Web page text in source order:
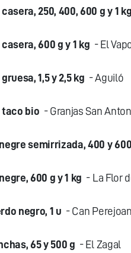
250, 400, 600 g y 1 kg
600 g y 1 kg - El
1,5 y 2,5 kg - Aguiló
taco bio - Granjas San
semirrizada, 400 y
600 g y 1 kg - La Flor
negro, 1 u - Can Perejoan
65 y 500 g - El Zagal